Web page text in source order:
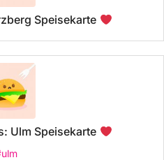
Speisekarte
Ulm Speisekarte